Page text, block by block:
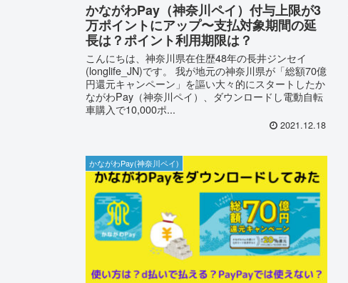
かながわPay（神奈川ペイ）付与上限が3
万ポイントにアップ〜支払対象期間の延
長は？ポイント利用期限は？
こんにちは、神奈川県在住歴48年の長井ジンセイ
(longlife_JN)です。 我が地元の神奈川県が「総額70億
円還元キャンペーン」を謳い大々的にスタートしたか
ながわPay（神奈川ペイ）、ダウンロードし電動自転
車購入で10,000ポ...
2021.12.18
かながわPay(神奈川ペイ)